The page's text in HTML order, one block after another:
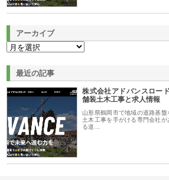
アーカイブ
最近の記事
株式会社アドバンスロー
舗装土木工事と求人情報
山形県鶴岡市で地域の道路基
土木工事を手がける専門会社
る道…